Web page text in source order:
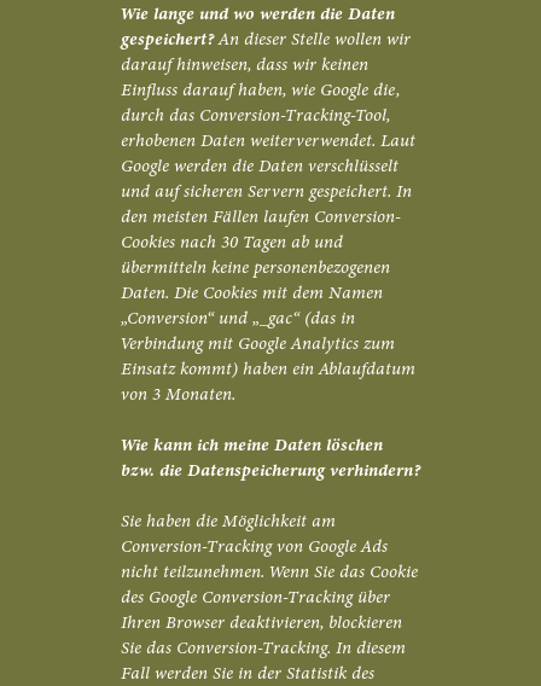
Wie lange und wo werden die Daten
gespeichert?An dieser Stelle wollen wir
darauf hinweisen, dass wir keinen
Einfluss darauf haben, wie Google die,
durch das Conversion-Tracking-Tool,
erhobenen Daten weiterverwendet. Laut
Google werden die Daten verschlüsselt
und auf sicheren Servern gespeichert. In
den meisten Fällen laufen Conversion-
Cookies nach 30 Tagen ab und
übermitteln keine personenbezogenen
Daten. Die Cookies mit dem Namen
„Conversion“ und „_gac“ (das in
Verbindung mit Google Analytics zum
Einsatz kommt) haben ein Ablaufdatum
von 3 Monaten.
Wie kann ich meine Daten löschen
bzw. die Datenspeicherung verhindern?
Sie haben die Möglichkeit am
Conversion-Tracking von Google Ads
nicht teilzunehmen. Wenn Sie das Cookie
des Google Conversion-Tracking über
Ihren Browser deaktivieren, blockieren
Sie das Conversion-Tracking. In diesem
Fall werden Sie in der Statistik des